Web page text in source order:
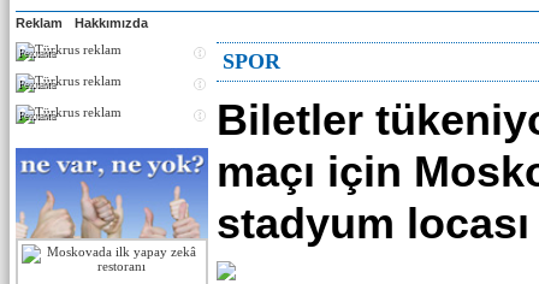
Reklam Hakkımızda
Реклама
Реклама
Реклама
SPOR
Biletler
maçı için
stadyum